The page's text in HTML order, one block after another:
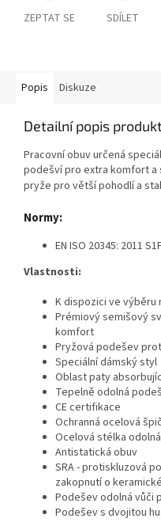
ZEPTAT SE SDÍLET
Popis Diskuze
Detailní popis
Pracovní obuv určená
podešví pro extra komfort a
pryže pro větší pohodlí a st
Normy:
EN ISO 20345: 2011
Vlastnosti:
K dispozici ve výběru
Prémiový semišový
komfort
Pryžová podešev
Speciální dámský styl
Oblast paty
Tepelně odolná
CE certifikace
Ochranná ocelová
Ocelová stélka
Antistatická obuv
SRA - protiskluzová
zakopnutí o
Podešev odolná vůči
Podešev s dvojitou